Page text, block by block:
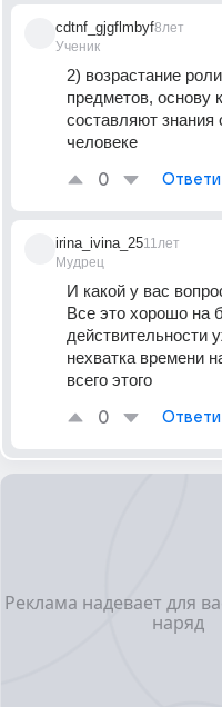
cdtnf_gjgflmbyf
Ученик
8лет
2) возрастание
предметов, основу
составляют
человеке
0
irina_ivina_25
Мудрец
11лет
И какой у вас
Все это хорошо на
действительности
нехватка времени
всего этого
0